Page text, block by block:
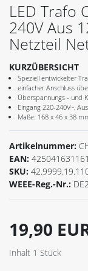
LED Trafo
240V Aus
Netzteil
KURZÜBERSICHT
Speziell entwickelter
einfacher Anschluss
Überspannungs - und
Eingang 220-240V~,
Maße: 168 x 46 x 38
Artikelnummer:
EAN:
SKU:
WEEE-Reg.-Nr.:
19,90
Inhalt 1 Stück